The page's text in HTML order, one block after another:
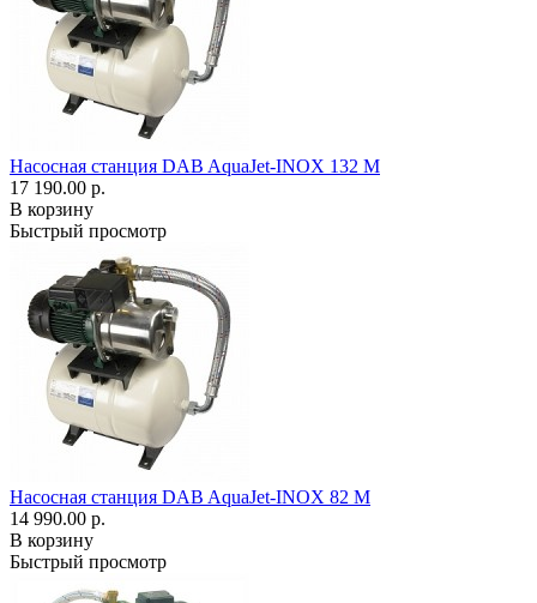
Насосная станция DAB AquaJet-INOX 132 M
17 190.00 р.
В корзину
Быстрый просмотр
Насосная станция DAB AquaJet-INOX 82 M
14 990.00 р.
В корзину
Быстрый просмотр